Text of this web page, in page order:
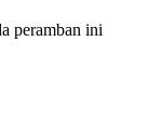
peramban ini